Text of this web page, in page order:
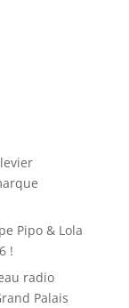
Pipo & Lola
!
radio
Palais